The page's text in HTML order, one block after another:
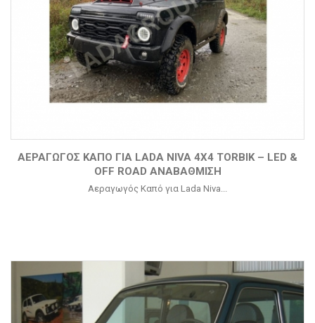
ΑΕΡΑΓΩΓΌΣ ΚΑΠΌ ΓΙΑ LADA NIVA 4X4 TORBIK – LED &
OFF ROAD ΑΝΑΒΆΘΜΙΣΗ
Αεραγωγός Καπό για Lada Niva...